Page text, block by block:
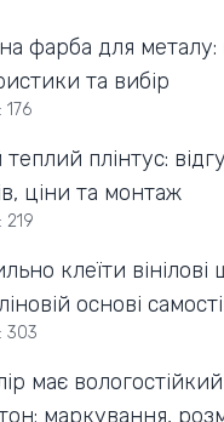
фарба для металу:
та вибір
176
плінтус:
ціни та монтаж
219
клеїти вінілові
основі
303
має вологостійкий
маркування,